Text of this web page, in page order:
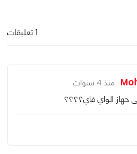
1 تعليقات
منذ 4 سنوات
جهاز الواي فاي؟؟؟؟